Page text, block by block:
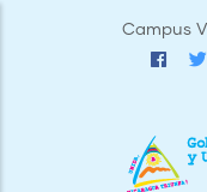
Campus